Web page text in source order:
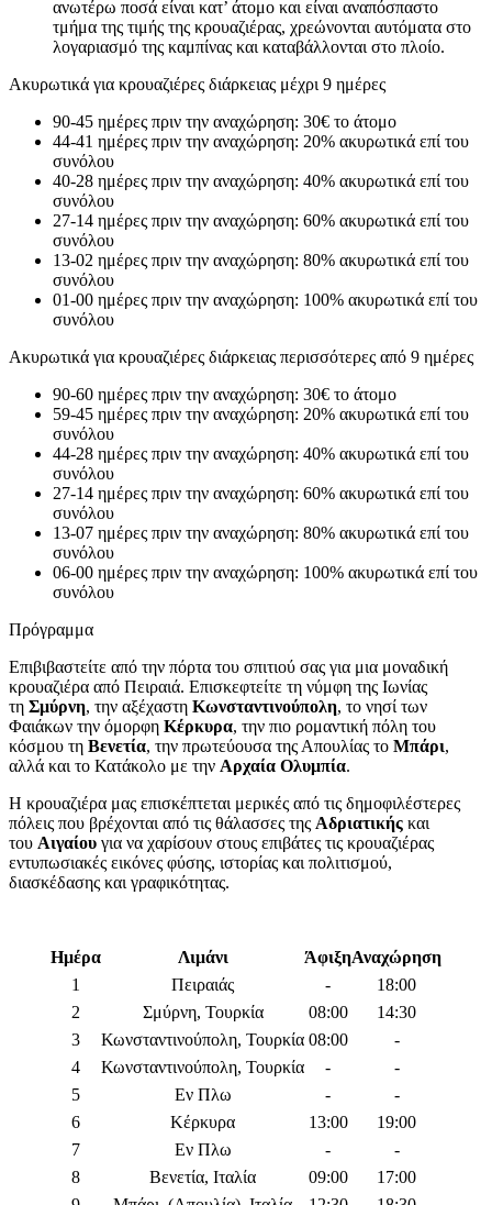
ανωτέρω ποσά είναι κατ’ άτομο και είναι αναπόσπαστο
τμήμα της τιμής της κρουαζιέρας, χρεώνονται αυτόματα στο
λογαριασμό της καμπίνας και καταβάλλονται στο πλοίο.
Ακυρωτικά για κρουαζιέρες διάρκειας μέχρι 9 ημέρες
90-45 ημέρες πριν την αναχώρηση: 30€ το άτομο
44-41 ημέρες πριν την αναχώρηση: 20% ακυρωτικά επί του
συνόλου
40-28 ημέρες πριν την αναχώρηση: 40% ακυρωτικά επί του
συνόλου
27-14 ημέρες πριν την αναχώρηση: 60% ακυρωτικά επί του
συνόλου
13-02 ημέρες πριν την αναχώρηση: 80% ακυρωτικά επί του
συνόλου
01-00 ημέρες πριν την αναχώρηση: 100% ακυρωτικά επί του
συνόλου
Ακυρωτικά για κρουαζιέρες διάρκειας περισσότερες από 9 ημέρες
90-60 ημέρες πριν την αναχώρηση: 30€ το άτομο
59-45 ημέρες πριν την αναχώρηση: 20% ακυρωτικά επί του
συνόλου
44-28 ημέρες πριν την αναχώρηση: 40% ακυρωτικά επί του
συνόλου
27-14 ημέρες πριν την αναχώρηση: 60% ακυρωτικά επί του
συνόλου
13-07 ημέρες πριν την αναχώρηση: 80% ακυρωτικά επί του
συνόλου
06-00 ημέρες πριν την αναχώρηση: 100% ακυρωτικά επί του
συνόλου
Πρόγραμμα
Επιβιβαστείτε από την πόρτα του σπιτιού σας για μια μοναδική
κρουαζιέρα από Πειραιά. Επισκεφτείτε τη νύμφη της Ιωνίας
τη Σμύρνη, την αξέχαστη Κωνσταντινούπολη, το νησί των
Φαιάκων την όμορφη Κέρκυρα, την πιο ρομαντική πόλη του
κόσμου τη Βενετία, την πρωτεύουσα της Απουλίας το Μπάρι,
αλλά και το Κατάκολο με την Αρχαία Ολυμπία.
Η κρουαζιέρα μας επισκέπτεται μερικές από τις δημοφιλέστερες
πόλεις που βρέχονται από τις θάλασσες της Αδριατικής και
του Αιγαίου για να χαρίσουν στους επιβάτες τις κρουαζιέρας
εντυπωσιακές εικόνες φύσης, ιστορίας και πολιτισμού,
διασκέδασης και γραφικότητας.
Ημέρα Λιμάνι ΆφιξηΑναχώρηση
1
Πειραιάς -
18:00
2
Σμύρνη, Τουρκία 08:00
14:30
3
Κωνσταντινούπολη, Τουρκία 08:00
-
4
Κωνσταντινούπολη, Τουρκία -
-
5
Εν Πλω -
-
6
Κέρκυρα 13:00
19:00
7
Εν Πλω -
-
8
Βενετία, Ιταλία 09:00
17:00